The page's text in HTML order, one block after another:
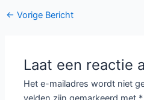
Bericht
← Vorige Bericht
Laat een reactie
Het e-mailadres wordt niet